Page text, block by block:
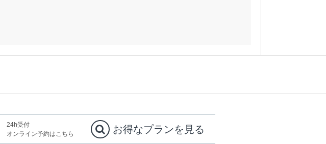
24h受付
オンライン予約はこちら
お得なプランを見る